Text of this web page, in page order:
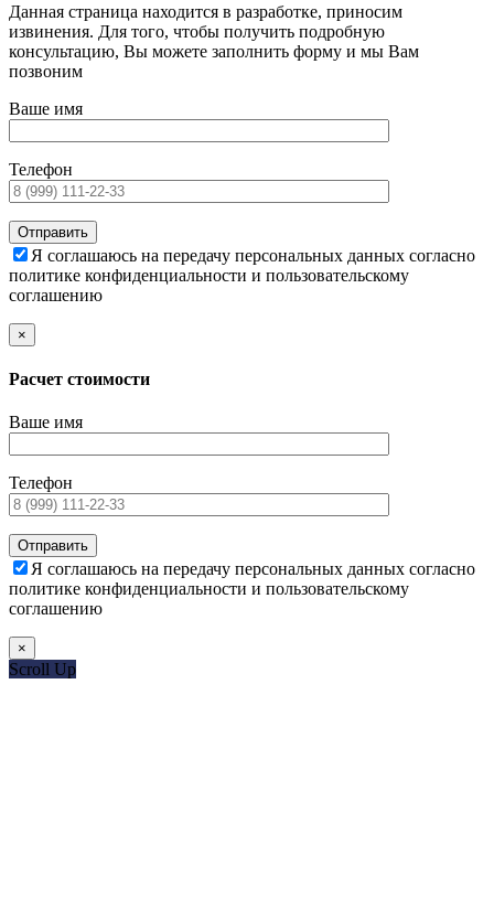
Данная страница находится в разработке, приносим
извинения. Для того, чтобы получить подробную
консультацию, Вы можете заполнить форму и мы Вам
позвоним
Ваше имя
Телефон
Я соглашаюсь на передачу персональных данных согласно
политике конфиденциальности и пользовательскому
соглашению
×
Расчет стоимости
Ваше имя
Телефон
Я соглашаюсь на передачу персональных данных согласно
политике конфиденциальности и пользовательскому
соглашению
×
Scroll Up